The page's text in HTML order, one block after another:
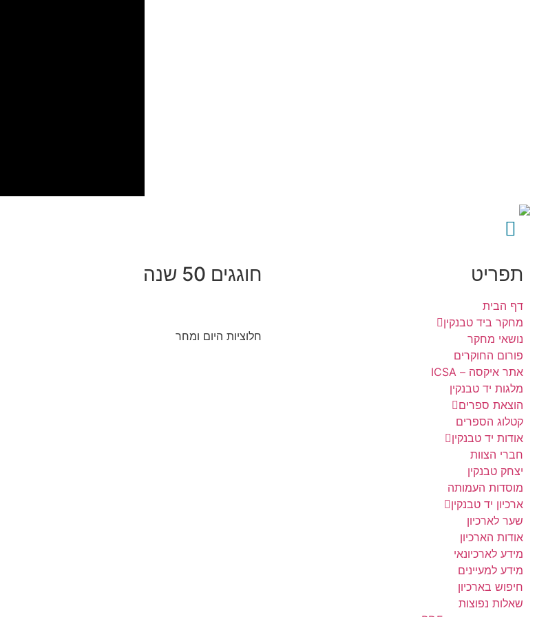
תפריט
דף הבית
מחקר ביד טבנקין
נושאי מחקר
פורום החוקרים
אתר איקסה – ICSA
מלגות יד טבנקין
הוצאת ספרים
קטלוג הספרים
אודות יד טבנקין
חברי הצוות
יצחק טבנקין
מוסדות העמותה
ארכיון יד טבנקין
שער לארכיון
אודות הארכיון
מידע לארכיונאי
מידע למעיינים
חיפוש בארכיון
שאלות נפוצות
חוגגים 50 שנה
חלוציות היום ומחר